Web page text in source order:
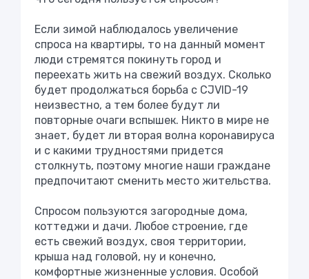
Если зимой наблюдалось увеличение
спроса на квартиры, то на данный момент
люди стремятся покинуть город и
переехать жить на свежий воздух. Сколько
будет продолжаться борьба с CJVID-19
неизвестно, а тем более будут ли
повторные очаги вспышек. Никто в мире не
знает, будет ли вторая волна коронавируса
и с какими трудностями придется
столкнуть, поэтому многие наши граждане
предпочитают сменить место жительства.
Спросом пользуются загородные дома,
коттеджи и дачи. Любое строение, где
есть свежий воздух, своя территории,
крыша над головой, ну и конечно,
комфортные жизненные условия. Особой